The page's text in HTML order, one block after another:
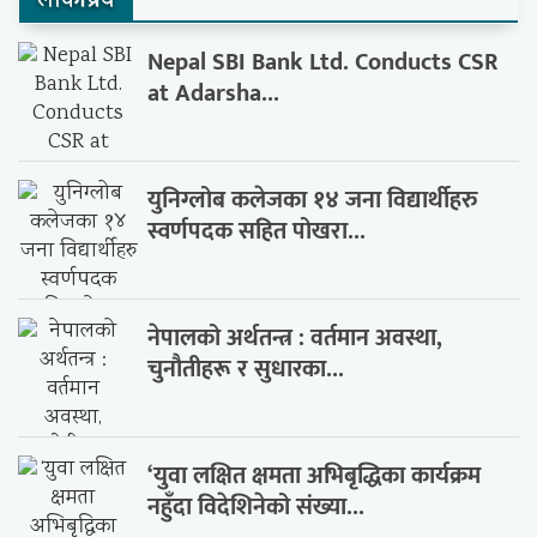
Nepal SBI Bank Ltd. Conducts CSR
at Adarsha...
युनिग्लोब कलेजका १४ जना विद्यार्थीहरु
स्वर्णपदक सहित पोखरा...
नेपालको अर्थतन्त्र : वर्तमान अवस्था,
चुनौतीहरू र सुधारका...
‘युवा लक्षित क्षमता अभिबृद्धिका कार्यक्रम
नहुँदा विदेशिनेको संख्या...